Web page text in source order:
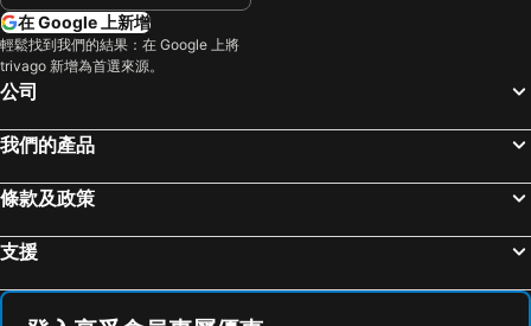
在 Google 上新增
輕鬆找到我們的結果：在 Google 上將
trivago 新增為首選來源。
公司
我們的產品
條款及政策
支援